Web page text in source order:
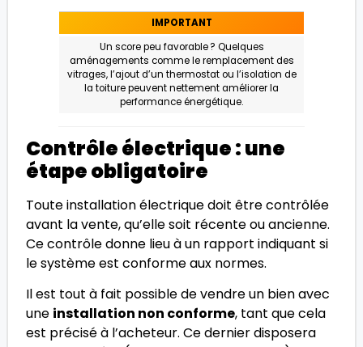
IMPORTANT
Un score peu favorable ? Quelques
aménagements comme le remplacement des
vitrages, l’ajout d’un thermostat ou l’isolation de
la toiture peuvent nettement améliorer la
performance énergétique.
Contrôle électrique : une
étape obligatoire
Toute installation électrique doit être contrôlée
avant la vente, qu’elle soit récente ou ancienne.
Ce contrôle donne lieu à un rapport indiquant si
le système est conforme aux normes.
Il est tout à fait possible de vendre un bien avec
une installation non conforme, tant que cela
est précisé à l’acheteur. Ce dernier disposera